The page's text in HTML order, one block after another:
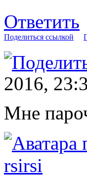
Ответить
Поделиться ссылкой
2016,
Мне
rsirsi